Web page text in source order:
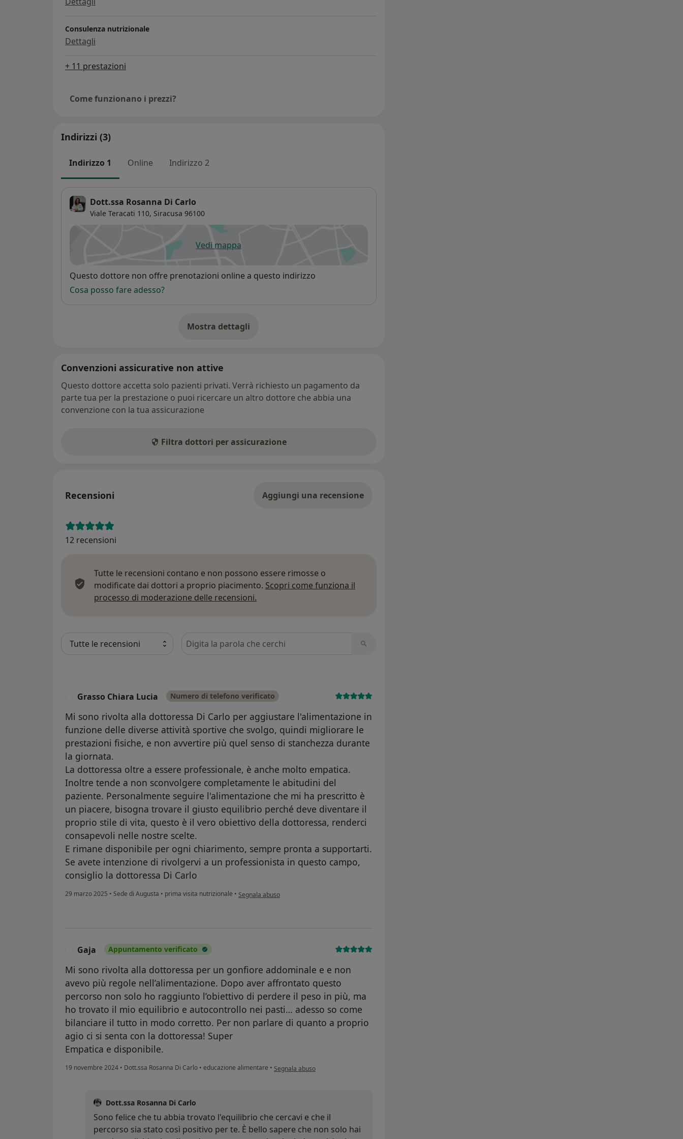
Consulenza nutrizionale
Dettagli
+ 11 prestazioni
Come funzionano i prezzi?
Indirizzi (3)
Indirizzo 1 Online Indirizzo 2
Dott.ssa Rosanna Di Carlo
Viale Teracati 110, Siracusa 96100
Vedi mappasi apre in una nuova scheda
Disponibilità
Questo dottore non offre prenotazioni online a questo indirizzo
Cosa posso fare adesso?
Mostra dettagli
sull'indirizzo
Convenzioni assicurative non attive
Questo dottore accetta solo pazienti privati. Verrà richiesto un pagamento da
parte tua per la prestazione o puoi ricercare un altro dottore che abbia una
convenzione con la tua assicurazione
Filtra dottori per assicurazione
Recensioni Aggiungi una recensione
12 recensioni
Tutte le recensioni contano e non possono essere rimosse o
modificate dai dottori a proprio piacimento. Scopri come funziona il
processo di moderazione delle recensioni.
Cerca nelle recensioni
Grasso Chiara Lucia Numero di telefono verificato
Mi sono rivolta alla dottoressa Di Carlo per aggiustare l'alimentazione in
funzione delle diverse attività sportive che svolgo, quindi migliorare le
prestazioni fisiche, e non avvertire più quel senso di stanchezza durante
la giornata.
La dottoressa oltre a essere professionale, è anche molto empatica.
Inoltre tende a non sconvolgere completamente le abitudini del
paziente. Personalmente seguire l'alimentazione che mi ha prescritto è
un piacere, bisogna trovare il giusto equilibrio perché deve diventare il
proprio stile di vita, questo è il vero obiettivo della dottoressa, renderci
consapevoli nelle nostre scelte.
E rimane disponibile per ogni chiarimento, sempre pronta a supportarti.
Se avete intenzione di rivolgervi a un professionista in questo campo,
consiglio la dottoressa Di Carlo
29 marzo 2025 • Sede di Augusta • prima visita nutrizionale • secondo l'opinione dell'utente Grasso Chiara Lucia
Segnala abuso
Gaja Appuntamento verificato
Mi sono rivolta alla dottoressa per un gonfiore addominale e e non
avevo più regole nell’alimentazione. Dopo aver affrontato questo
percorso non solo ho raggiunto l’obiettivo di perdere il peso in più, ma
ho trovato il mio equilibrio e autocontrollo nei pasti… adesso so come
bilanciare il tutto in modo corretto. Per non parlare di quanto a proprio
agio ci si senta con la dottoressa! Super
Empatica e disponibile.
19 novembre 2024 • Dott.ssa Rosanna Di Carlo • educazione alimentare • secondo l'opinione dell'utente Gaja
Segnala abuso
Dott.ssa Rosanna Di Carlo
Sono felice che tu abbia trovato l'equilibrio che cercavi e che il
percorso sia stato così positivo per te. È bello sapere che non solo hai